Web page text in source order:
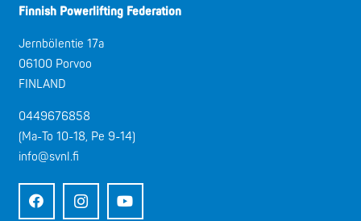
Finnish Powerlifting Federation
Jernbölentie 17a
06100 Porvoo
FINLAND
0449676858
(Ma-To 10-18, Pe 9-14)
info@svnl.fi